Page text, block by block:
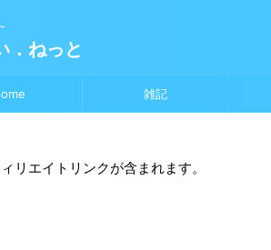
．ねっと
雑記
リエイトリンクが含まれます。